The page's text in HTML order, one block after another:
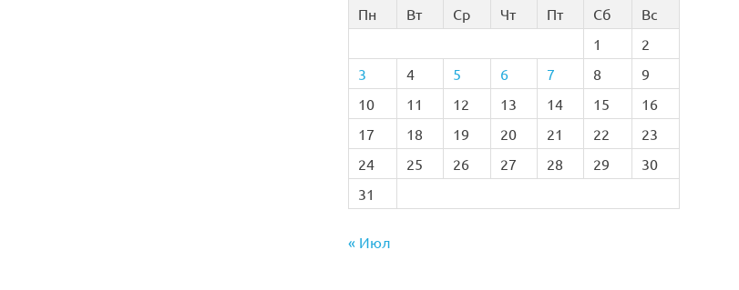
Пн
Вт Ср Чт Пт Сб
Вс
1
2
3
4 5 6 7 8
9
10
11 12 13 14 15
16
17
18 19 20 21 22
23
24
25 26 27 28 29
30
31
« Июл